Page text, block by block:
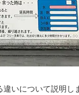
いについて説明し